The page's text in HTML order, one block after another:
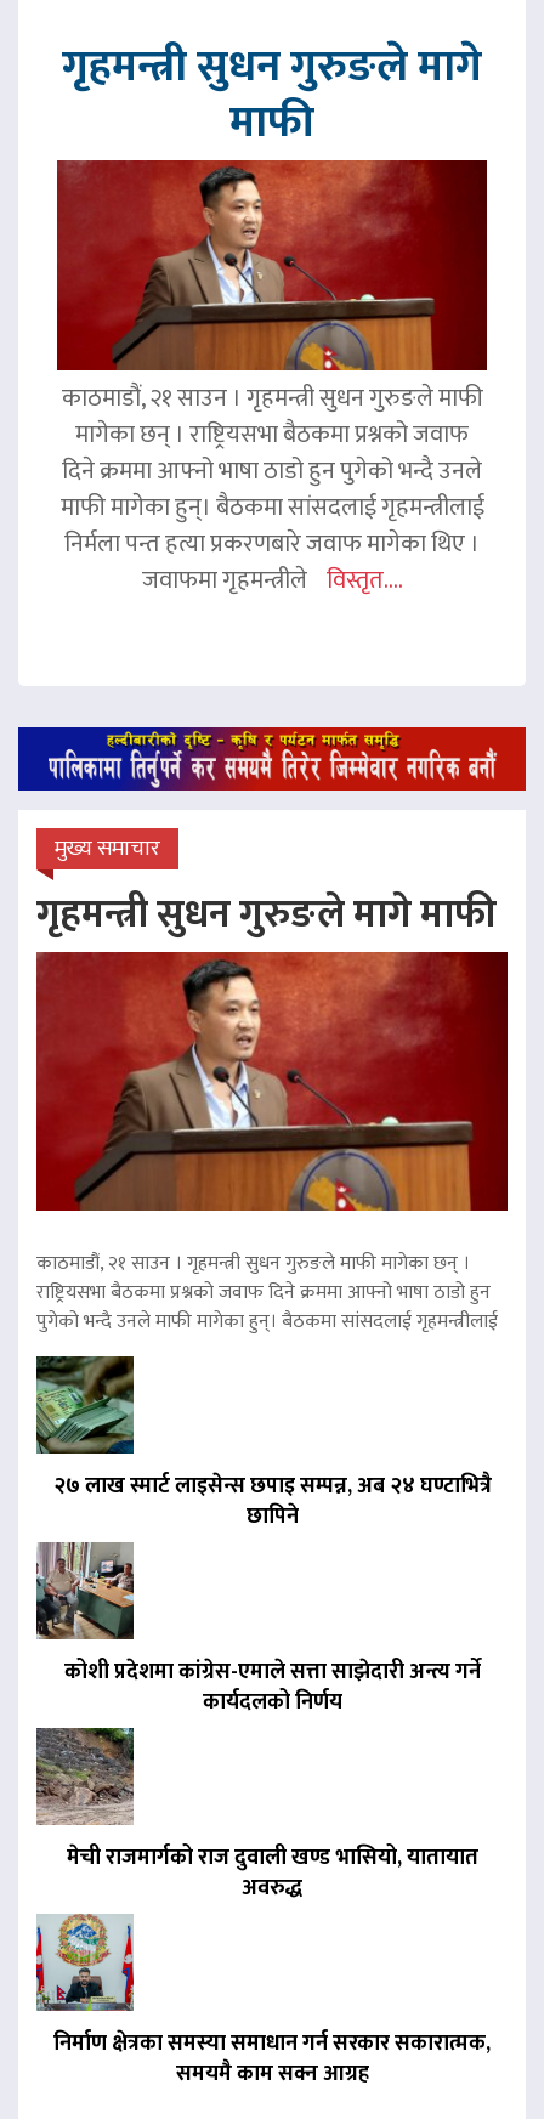
गृहमन्त्री सुधन गुरुङले मागे
माफी
काठमाडौं, २१ साउन । गृहमन्त्री सुधन गुरुङले माफी
मागेका छन् । राष्ट्रियसभा बैठकमा प्रश्नको जवाफ
दिने क्रममा आफ्नो भाषा ठाडो हुन पुगेको भन्दै उनले
माफी मागेका हुन्। बैठकमा सांसदलाई गृहमन्त्रीलाई
निर्मला पन्त हत्या प्रकरणबारे जवाफ मागेका थिए ।
जवाफमा गृहमन्त्रीले विस्तृत....
मुख्य समाचार
गृहमन्त्री सुधन गुरुङले मागे माफी
काठमाडौं, २१ साउन । गृहमन्त्री सुधन गुरुङले माफी मागेका छन् ।
राष्ट्रियसभा बैठकमा प्रश्नको जवाफ दिने क्रममा आफ्नो भाषा ठाडो हुन
पुगेको भन्दै उनले माफी मागेका हुन्। बैठकमा सांसदलाई गृहमन्त्रीलाई
२७ लाख स्मार्ट लाइसेन्स छपाइ सम्पन्न, अब २४ घण्टाभित्रै
छापिने
कोशी प्रदेशमा कांग्रेस-एमाले सत्ता साझेदारी अन्त्य गर्ने
कार्यदलको निर्णय
मेची राजमार्गको राज दुवाली खण्ड भासियो, यातायात
अवरुद्ध
निर्माण क्षेत्रका समस्या समाधान गर्न सरकार सकारात्मक,
समयमै काम सक्न आग्रह